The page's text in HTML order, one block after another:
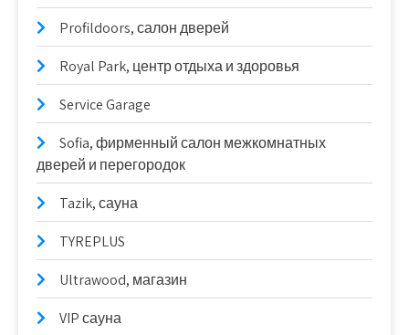
Profildoors, салон дверей
Royal Park, центр отдыха и здоровья
Service Garage
Sofia, фирменный салон межкомнатных
дверей и перегородок
Tazik, сауна
TYREPLUS
Ultrawood, магазин
VIP сауна